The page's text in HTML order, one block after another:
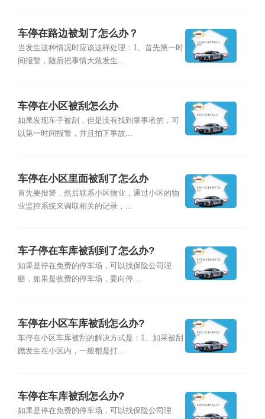
车停在路边被划了怎么办？
当发生这种情况时应该这样处理：1、首先第一时
间报警，随后把事情大致发生...
车停在小区被刮怎么办
如果发现车子被刮，但是没有找到肇事者的，可
以第一时间报警，并且拍下事故...
车停在小区里面被刮了怎么办
首先要报警，然后联系小区物业，通过小区的物
业监控系统来调取相关的记录，...
车子停在车库被刮到了怎么办?
如果是停在免费的停车场，可以找保险公司理
赔，如果是收费的停车场，要向停...
车停在小区车库被刮怎么办?
车停在小区车库被刮的解决方式是：1、如果被刮
蹭发生在小区内，一般都是打...
车停在车库被刮怎么办?
如果是停在免费的停车场，可以找保险公司理